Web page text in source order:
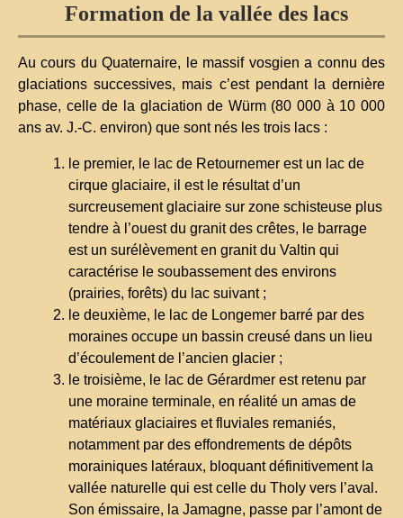
Formation de la vallée des lacs
Au cours du Quaternaire, le massif vosgien a connu des
glaciations successives, mais c’est pendant la dernière
phase, celle de la glaciation de Würm (80 000 à 10 000
ans av. J.-C. environ) que sont nés les trois lacs :
le premier, le lac de Retournemer est un lac de
cirque glaciaire, il est le résultat d’un
surcreusement glaciaire sur zone schisteuse plus
tendre à l’ouest du granit des crêtes, le barrage
est un surélèvement en granit du Valtin qui
caractérise le soubassement des environs
(prairies, forêts) du lac suivant ;
le deuxième, le lac de Longemer barré par des
moraines occupe un bassin creusé dans un lieu
d’écoulement de l’ancien glacier ;
le troisième, le lac de Gérardmer est retenu par
une moraine terminale, en réalité un amas de
matériaux glaciaires et fluviales remaniés,
notamment par des effondrements de dépôts
morainiques latéraux, bloquant définitivement la
vallée naturelle qui est celle du Tholy vers l’aval.
Son émissaire, la Jamagne, passe par l’amont de